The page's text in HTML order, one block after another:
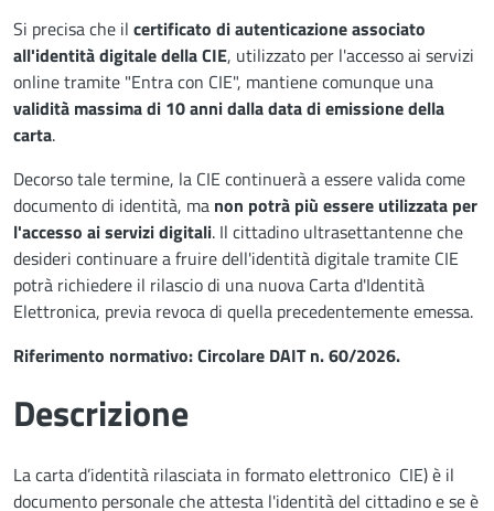
Si precisa che il certificato di autenticazione associato
all'identità digitale della CIE, utilizzato per l'accesso ai servizi
online tramite "Entra con CIE", mantiene comunque una
validità massima di 10 anni dalla data di emissione della
carta.
Decorso tale termine, la CIE continuerà a essere valida come
documento di identità, ma non potrà più essere utilizzata per
l'accesso ai servizi digitali. Il cittadino ultrasettantenne che
desideri continuare a fruire dell'identità digitale tramite CIE
potrà richiedere il rilascio di una nuova Carta d'Identità
Elettronica, previa revoca di quella precedentemente emessa.
Riferimento normativo: Circolare DAIT n. 60/2026.
Descrizione
La carta d’identità rilasciata in formato elettronico CIE) è il
documento personale che attesta l'identità del cittadino e se è